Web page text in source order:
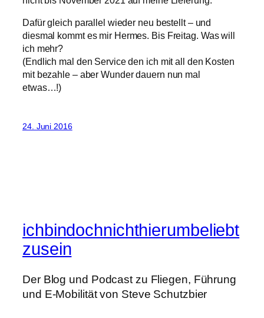
Dafür gleich parallel wieder neu bestellt – und
diesmal kommt es mir Hermes. Bis Freitag. Was will
ich mehr?
(Endlich mal den Service den ich mit all den Kosten
mit bezahle – aber Wunder dauern nun mal
etwas…!)
24. Juni 2016
ichbindochnichthierumbeliebt
zusein
Der Blog und Podcast zu Fliegen, Führung
und E-Mobilität von Steve Schutzbier